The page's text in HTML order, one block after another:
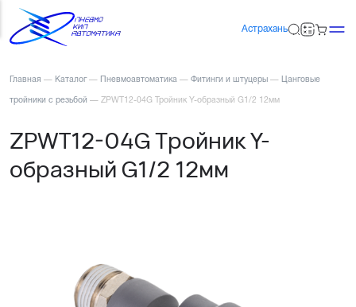
Астрахань
Главная — Каталог — Пневмоавтоматика — Фитинги и штуцеры — Цанговые
тройники с резьбой — ZPWT12-04G Тройник Y-образный G1/2 12мм
ZPWT12-04G Тройник Y-
образный G1/2 12мм